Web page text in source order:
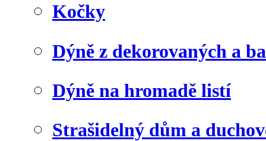
Kočky
Dýně z dekorovaných a
Dýně na hromadě listí
Strašidelný dům a